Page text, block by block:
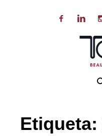
Etiqueta: